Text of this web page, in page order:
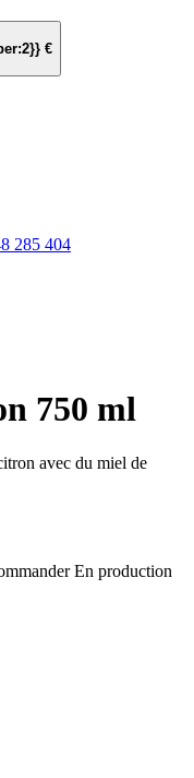
€
285 404
750 ml
avec du miel de
En production